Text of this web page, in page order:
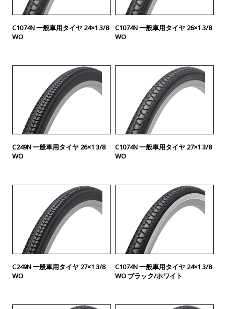
C1074N 一般車用タイヤ 24×1 3/8
WO
C1074N 一般車用タイヤ 26×1 3/8
WO
C249N 一般車用タイヤ 26×1 3/8
WO
C1074N 一般車用タイヤ 27×1 3/8
WO
C249N 一般車用タイヤ 27×1 3/8
WO
C1074N 一般車用タイヤ 24×1 3/8
WO ブラック/ホワイト